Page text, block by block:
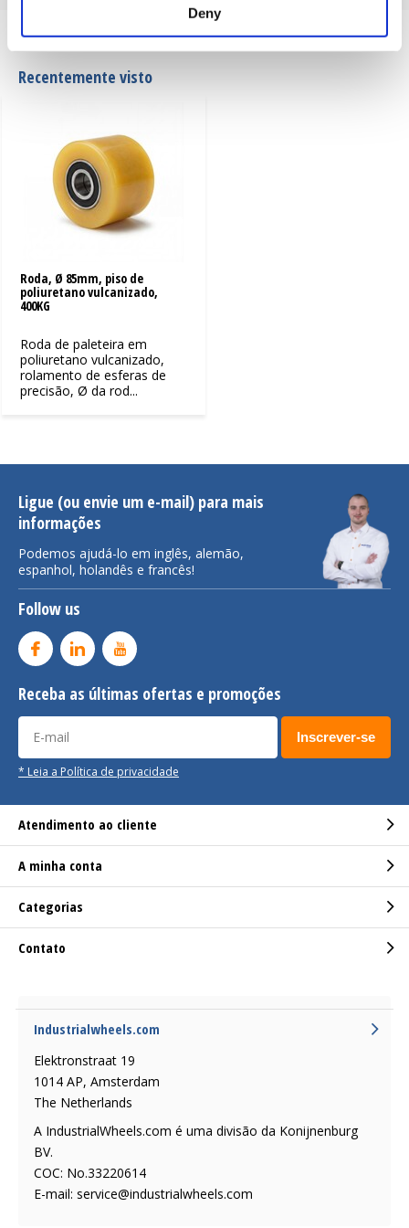
Deny
vulcanizado
Recentemente visto
Roda, Ø 85mm, piso de
poliuretano vulcanizado,
400KG
Roda de paleteira em
poliuretano vulcanizado,
rolamento de esferas de
precisão, Ø da rod...
Ligue (ou envie um e-mail) para mais
informações
Podemos ajudá-lo em inglês, alemão,
espanhol, holandês e francês!
Follow us
Receba as últimas ofertas e promoções
Inscrever-se
* Leia a Política de privacidade
Atendimento ao cliente
A minha conta
Categorias
Contato
Industrialwheels.com
Elektronstraat 19
1014 AP, Amsterdam
The Netherlands
A IndustrialWheels.com é uma divisão da Konijnenburg
BV.
COC: No.33220614
E-mail: service@industrialwheels.com